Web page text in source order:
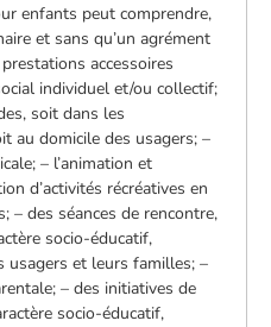
enfants peut comprendre,
et sans qu’un agrément
accessoires
individuel et/ou collectif;
soit dans les
au domicile des usagers; –
– l’animation et
d’activités récréatives en
– des séances de rencontre,
socio-éducatif,
et leurs familles; –
– des initiatives de
socio-éducatif,